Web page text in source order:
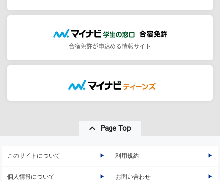
合宿免許が申込める情報サイト
Page Top
このサイトについて 利用規約
個人情報について お問い合わせ